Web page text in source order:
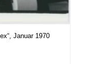
Januar 1970